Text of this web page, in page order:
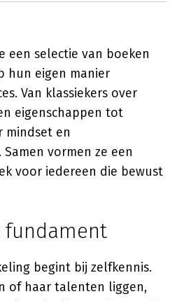
een selectie van boeken
hun eigen manier
Van klassiekers over
eigenschappen tot
mindset en
vormen ze een
voor iedereen die bewust
fundament
begint bij zelfkennis.
of haar talenten liggen,